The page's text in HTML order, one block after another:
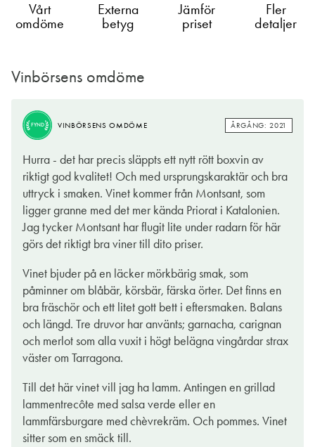
Vårt
omdöme
Externa
betyg
Jämför
priset
Fler
detaljer
Vinbörsens omdöme
FYND VINBÖRSENS OMDÖME ÅRGÅNG: 2021
Hurra - det har precis släppts ett nytt rött boxvin av
riktigt god kvalitet! Och med ursprungskaraktär och bra
uttryck i smaken. Vinet kommer från Montsant, som
ligger granne med det mer kända Priorat i Katalonien.
Jag tycker Montsant har flugit lite under radarn för här
görs det riktigt bra viner till dito priser.
Vinet bjuder på en läcker mörkbärig smak, som
påminner om blåbär, körsbär, färska örter. Det finns en
bra fräschör och ett litet gott bett i eftersmaken. Balans
och längd. Tre druvor har använts; garnacha, carignan
och merlot som alla vuxit i högt belägna vingårdar strax
väster om Tarragona.
Till det här vinet vill jag ha lamm. Antingen en grillad
lammentrecôte med salsa verde eller en
lammfärsburgare med chèvrekräm. Och pommes. Vinet
sitter som en smäck till.